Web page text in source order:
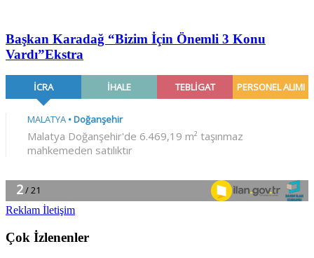
Başkan Karadağ “Bizim İçin Önemli 3 Konu
Vardı”Ekstra
Reklam İletişim
Çok İzlenenler